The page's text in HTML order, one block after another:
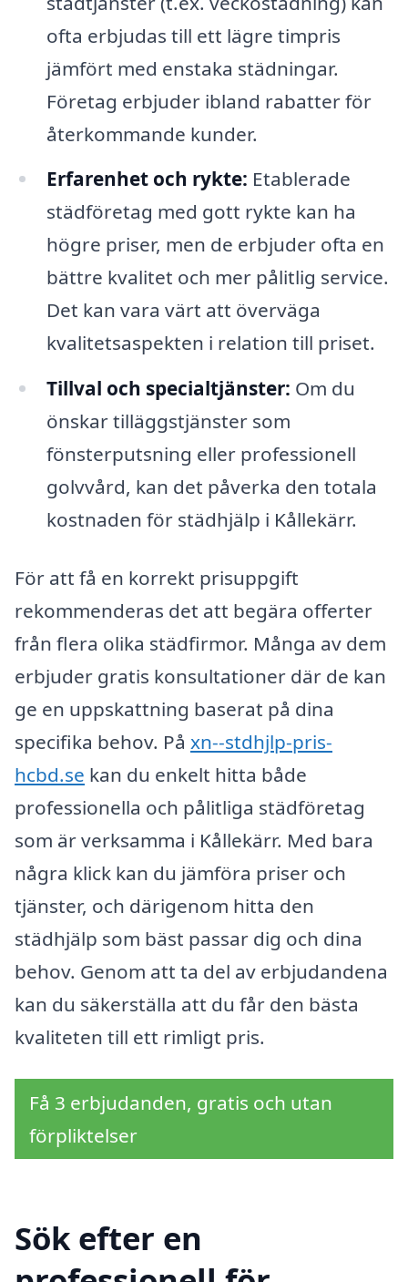
ofta erbjudas till ett lägre timpris
jämfört med enstaka städningar.
Företag erbjuder ibland rabatter för
återkommande kunder.
Erfarenhet och rykte: Etablerade
städföretag med gott rykte kan ha
högre priser, men de erbjuder ofta en
bättre kvalitet och mer pålitlig service.
Det kan vara värt att överväga
kvalitetsaspekten i relation till priset.
Tillval och specialtjänster: Om du
önskar tilläggstjänster som
fönsterputsning eller professionell
golvvård, kan det påverka den totala
kostnaden för städhjälp i Kållekärr.
För att få en korrekt prisuppgift
rekommenderas det att begära offerter
från flera olika städfirmor. Många av dem
erbjuder gratis konsultationer där de kan
ge en uppskattning baserat på dina
specifika behov. På xn--stdhjlp-pris-
hcbd.se kan du enkelt hitta både
professionella och pålitliga städföretag
som är verksamma i Kållekärr. Med bara
några klick kan du jämföra priser och
tjänster, och därigenom hitta den
städhjälp som bäst passar dig och dina
behov. Genom att ta del av erbjudandena
kan du säkerställa att du får den bästa
kvaliteten till ett rimligt pris.
Få 3 erbjudanden, gratis och utan
förpliktelser
Sök efter en